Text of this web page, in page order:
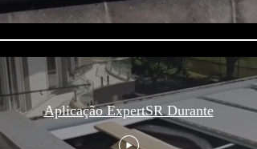
Aplicação ExpertSR Durante